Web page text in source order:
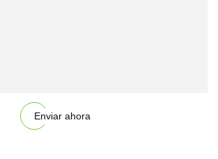
Enviar ahora